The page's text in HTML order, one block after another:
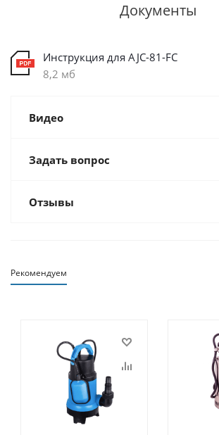
Документы
Инструкция для AJC-81-FC
8,2 мб
Видео
Задать вопрос
Отзывы
Рекомендуем